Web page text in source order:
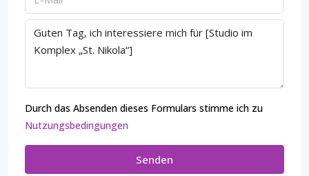
Durch das Absenden dieses Formulars stimme ich zu
Nutzungsbedingungen
Senden